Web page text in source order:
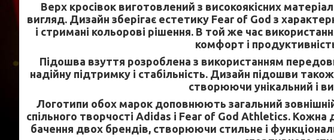
Верх кросівок виготовлений з високоякісних
вигляд. Дизайн зберігає естетику Fear of God з
і стримані кольорові рішення. В той же час
комфорт і
Підошва взуття розроблена з використанням
надійну підтримку і стабільність. Дизайн підошви
створюючи унікальний і
Логотипи обох марок доповнюють загальний
спільного творчості Adidas і Fear of God Athletics. Кожна
бачення двох брендів, створюючи стильне і